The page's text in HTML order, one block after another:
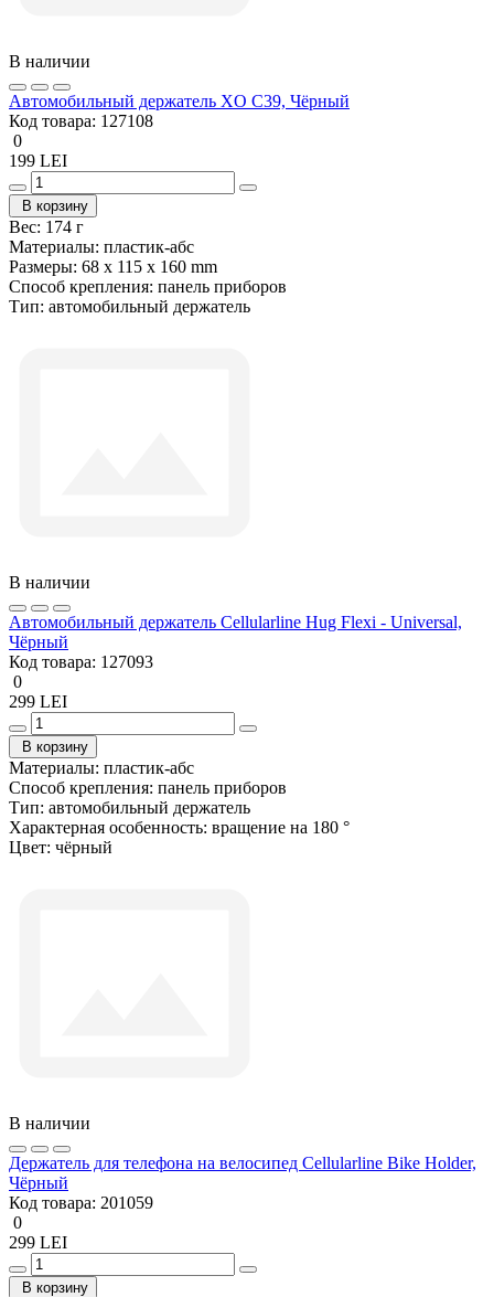
В наличии
Автомобильный держатель XO C39, Чёрный
Код товара: 127108
0
199 LEI
В корзину
Вес: 174 г
Материалы: пластик-абс
Размеры: 68 x 115 x 160 mm
Способ крепления: панель приборов
Тип: автомобильный держатель
В наличии
Автомобильный держатель Cellularline Hug Flexi - Universal,
Чёрный
Код товара: 127093
0
299 LEI
В корзину
Материалы: пластик-абс
Способ крепления: панель приборов
Тип: автомобильный держатель
Характерная особенность: вращение на 180 °
Цвет: чёрный
В наличии
Держатель для телефона на велосипед Cellularline Bike Holder,
Чёрный
Код товара: 201059
0
299 LEI
В корзину